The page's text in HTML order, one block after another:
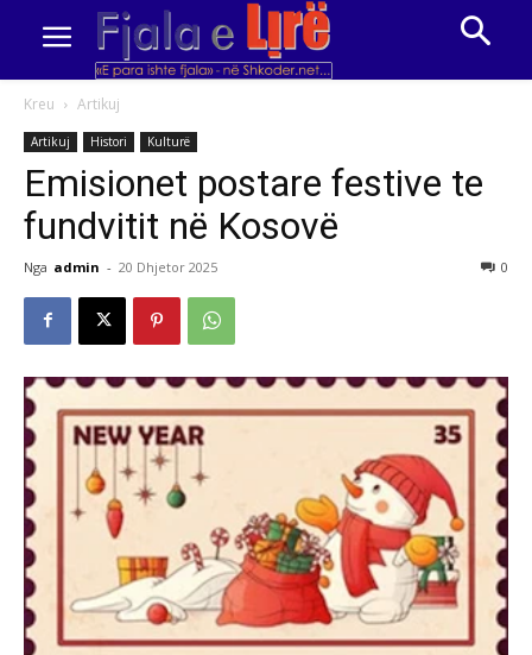
Kreu Artikuj
Artikuj Histori Kulturë
Emisionet postare festive te
fundvitit në Kosovë
Nga admin - 20 Dhjetor 2025 0